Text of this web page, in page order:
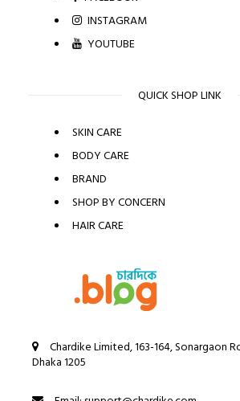
INSTAGRAM
YOUTUBE
QUICK SHOP LINK
SKIN CARE
BODY CARE
BRAND
SHOP BY CONCERN
HAIR CARE
Chardike Limited, 163-164, Sonargaon
Dhaka 1205